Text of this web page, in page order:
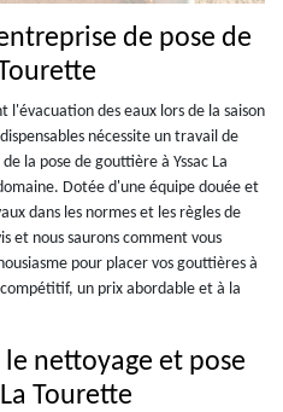
de pose de
l'évacuation des eaux lors de la saison
nécessite un travail de
la pose de gouttière à Yssac La
Dotée d'une équipe douée et
dans les normes et les règles de
et nous saurons comment vous
pour placer vos gouttières à
un prix abordable et à la
nettoyage et pose
Tourette